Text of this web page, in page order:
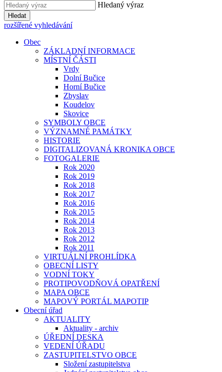
Hledaný výraz
Hledat
rozšířené vyhledávání
Obec
ZÁKLADNÍ INFORMACE
MÍSTNÍ ČÁSTI
Vrdy
Dolní Bučice
Horní Bučice
Zbyslav
Koudelov
Skovice
SYMBOLY OBCE
VÝZNAMNÉ PAMÁTKY
HISTORIE
DIGITALIZOVANÁ KRONIKA OBCE
FOTOGALERIE
Rok 2020
Rok 2019
Rok 2018
Rok 2017
Rok 2016
Rok 2015
Rok 2014
Rok 2013
Rok 2012
Rok 2011
VIRTUÁLNÍ PROHLÍDKA
OBECNÍ LISTY
VODNÍ TOKY
PROTIPOVODŇOVÁ OPATŘENÍ
MAPA OBCE
MAPOVÝ PORTÁL MAPOTIP
Obecní úřad
AKTUALITY
Aktuality - archiv
ÚŘEDNÍ DESKA
VEDENÍ ÚŘADU
ZASTUPITELSTVO OBCE
Složení zastupitelstva